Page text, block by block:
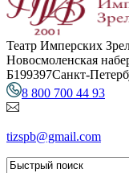
Театр Имперских
Новосмоленская
Б199397Санкт-
8 800 700 44 93
tizspb@gmail.com